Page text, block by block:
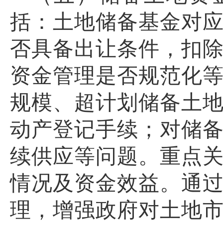
括：土地储备基金对
否具备出让条件，扣
资金管理是否规范化
规模、超计划储备土
动产登记手续；对储
续供应等问题。 重点
情况及资金效益。通
理，增强政府对土地